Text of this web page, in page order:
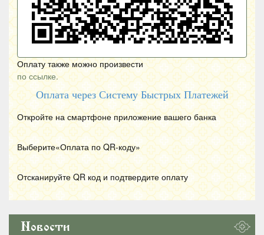
Оплату также можно произвести
по ссылке.
Оплата через Систему Быстрых Платежей
Откройте на смартфоне приложение вашего банка
Выберите«Оплата по QR-коду»
Отсканируйте QR код и подтвердите оплату
Новости